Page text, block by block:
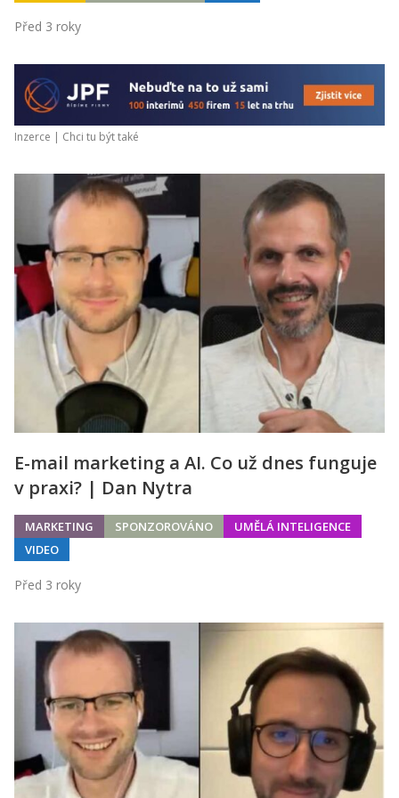
Před 3 roky
Inzerce | Chci tu být také
E-mail marketing a AI. Co už dnes funguje
v praxi? | Dan Nytra
MARKETING SPONZOROVÁNO
UMĚLÁ INTELIGENCE
VIDEO
Před 3 roky